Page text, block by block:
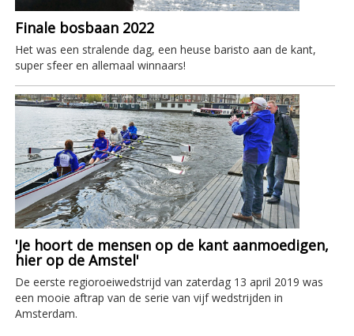
Finale bosbaan 2022
Het was een stralende dag, een heuse baristo aan de kant,
super sfeer en allemaal winnaars!
'Je hoort de mensen op de kant aanmoedigen,
hier op de Amstel'
De eerste regioroeiwedstrijd van zaterdag 13 april 2019 was
een mooie aftrap van de serie van vijf wedstrijden in
Amsterdam.